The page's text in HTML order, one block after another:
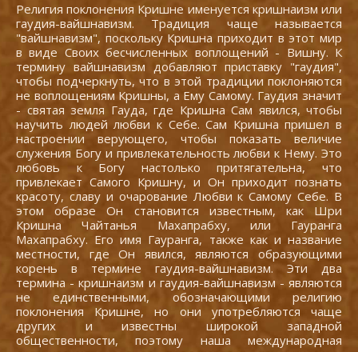
Религия поклонения Кришне именуется кришнаизм или
гаудия-вайшнавизм. Традиция чаще называется
"вайшнавизм", поскольку Кришна приходит в этот мир
в виде Своих бесчисленных воплощений - Вишну. К
термину вайшнавизм добавляют приставку "гаудия",
чтобы подчеркнуть, что в этой традиции поклоняются
не воплощениям Кришны, а Ему Самому. Гаудия значит
- святая земля Гауда, где Кришна Сам явился, чтобы
научить людей любви к Себе. Сам Кришна пришел в
настроении верующего, чтобы показать величие
служения Богу и привлекательность любви к Нему. Это
любовь к Богу настолько притягательна, что
привлекает Самого Кришну, и Он приходит познать
красоту, славу и очарование Любви к Самому Себе. В
этом образе Он становится известным, как Шри
Кришна Чайтанья Махапрабху, или Гауранга
Махапрабху. Его имя Гауранга, также как и название
местности, где Он явился, являются образующими
корень в термине гаудия-вайшнавизм. Эти два
термина - кришнаизм и гаудия-вайшнавизм - являются
не единственными, обозначающими религию
поклонения Кришне, но они употребляются чаще
других и известны широкой западной
общественности, поэтому наша международная